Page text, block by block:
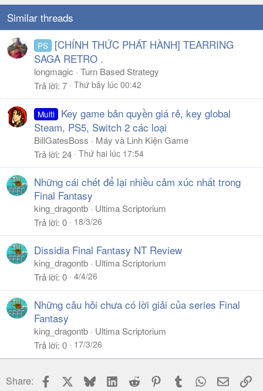
Similar threads
PS
[CHÍNH THỨC PHÁT HÀNH] TEARRING
SAGA RETRO .
longmagic
Turn Based Strategy
Trả lời 7 Thứ bảy lúc 00:42
Multi
Key game bản quyền giá rẻ, key global
Steam, PS5, Switch 2 các loại
BillGatesBoss
Máy và Linh Kiện Game
Trả lời 24 Thứ hai lúc 17:54
Những cái chết để lại nhiều cảm xúc nhất trong
Final Fantasy
king_dragontb
Ultima Scriptorium
Trả lời 0 18/3/26
Dissidia Final Fantasy NT Review
king_dragontb
Ultima Scriptorium
Trả lời 0 4/4/26
Những câu hỏi chưa có lời giải của series Final
Fantasy
king_dragontb
Ultima Scriptorium
Trả lời 0 17/3/26
Share: Facebook BlueskyLinkedIn
Reddit PinterestTumblr WhatsApp
Email